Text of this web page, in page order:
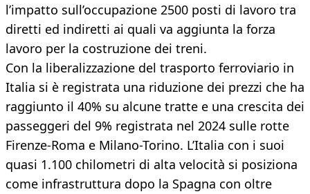
l’impatto sull’occupazione 2500 posti di lavoro tra
diretti ed indiretti ai quali va aggiunta la forza
lavoro per la costruzione dei treni.
Con la liberalizzazione del trasporto ferroviario in
Italia si è registrata una riduzione dei prezzi che ha
raggiunto il 40% su alcune tratte e una crescita dei
passeggeri del 9% registrata nel 2024 sulle rotte
Firenze-Roma e Milano-Torino. L’Italia con i suoi
quasi 1.100 chilometri di alta velocità si posiziona
come infrastruttura dopo la Spagna con oltre